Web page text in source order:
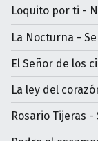
Loquito por ti -
La Nocturna -
El Señor de los
La ley del
Rosario Tijeras -